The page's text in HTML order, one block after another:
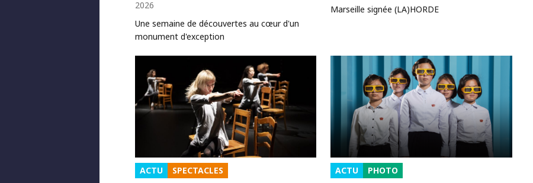
2026
Une semaine de découvertes au cœur d'un
monument d'exception
Marseille signée (LA)HORDE
ACTU SPECTACLES ACTU PHOTO